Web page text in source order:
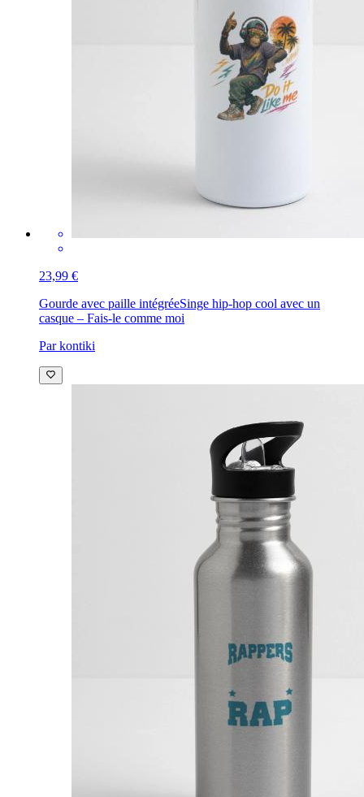
23,99 €
Gourde avec paille intégréeSinge hip-hop cool avec un
casque – Fais-le comme moi
Par kontiki